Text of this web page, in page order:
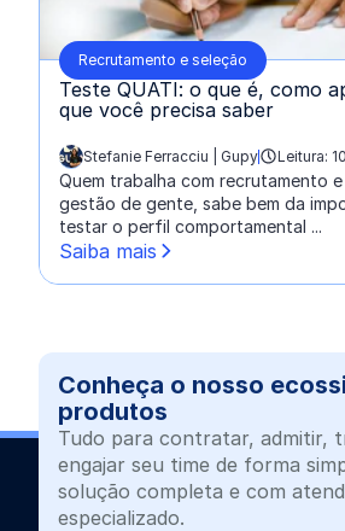
Recrutamento e seleção
Teste QUATI: o que é, como
que você precisa saber
escrito por:
Stefanie Ferracciu | Gupy Leitura:
Quem trabalha com recrutamento
gestão de gente, sabe bem da
testar o perfil comportamental ...
Saiba mais
Conheça o nosso
produtos
Tudo para contratar, admitir,
engajar seu time de forma
solução completa e com
especializado.